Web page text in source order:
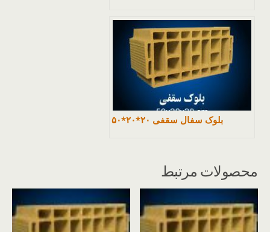
بلوک سفال سقفی ۲۰*۲۰*۵۰
محصولات مرتبط